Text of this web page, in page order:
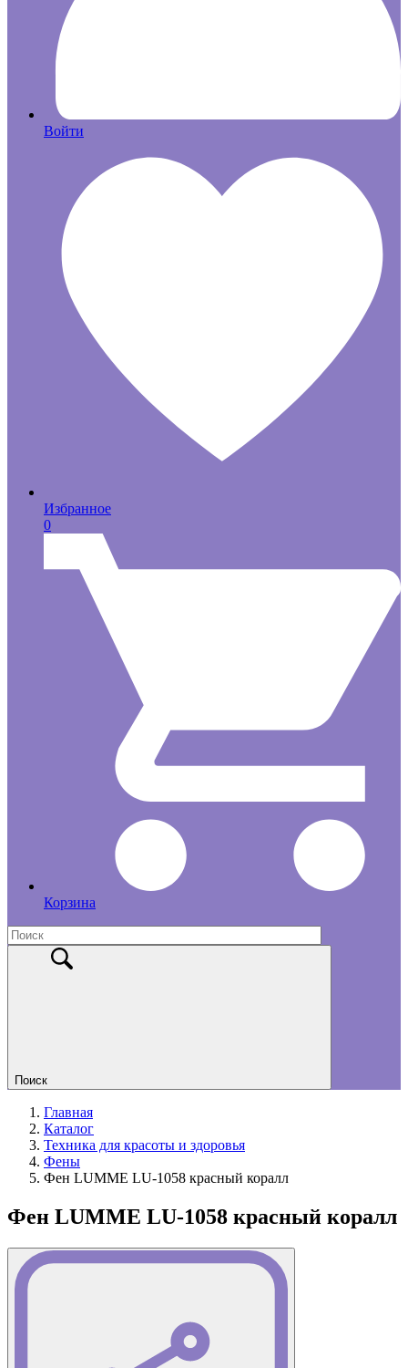
Войти
Избранное
0
Корзина
Поиск
Главная
Каталог
Техника для красоты и здоровья
Фены
Фен LUMME LU-1058 красный коралл
Фен LUMME LU-1058 красный коралл